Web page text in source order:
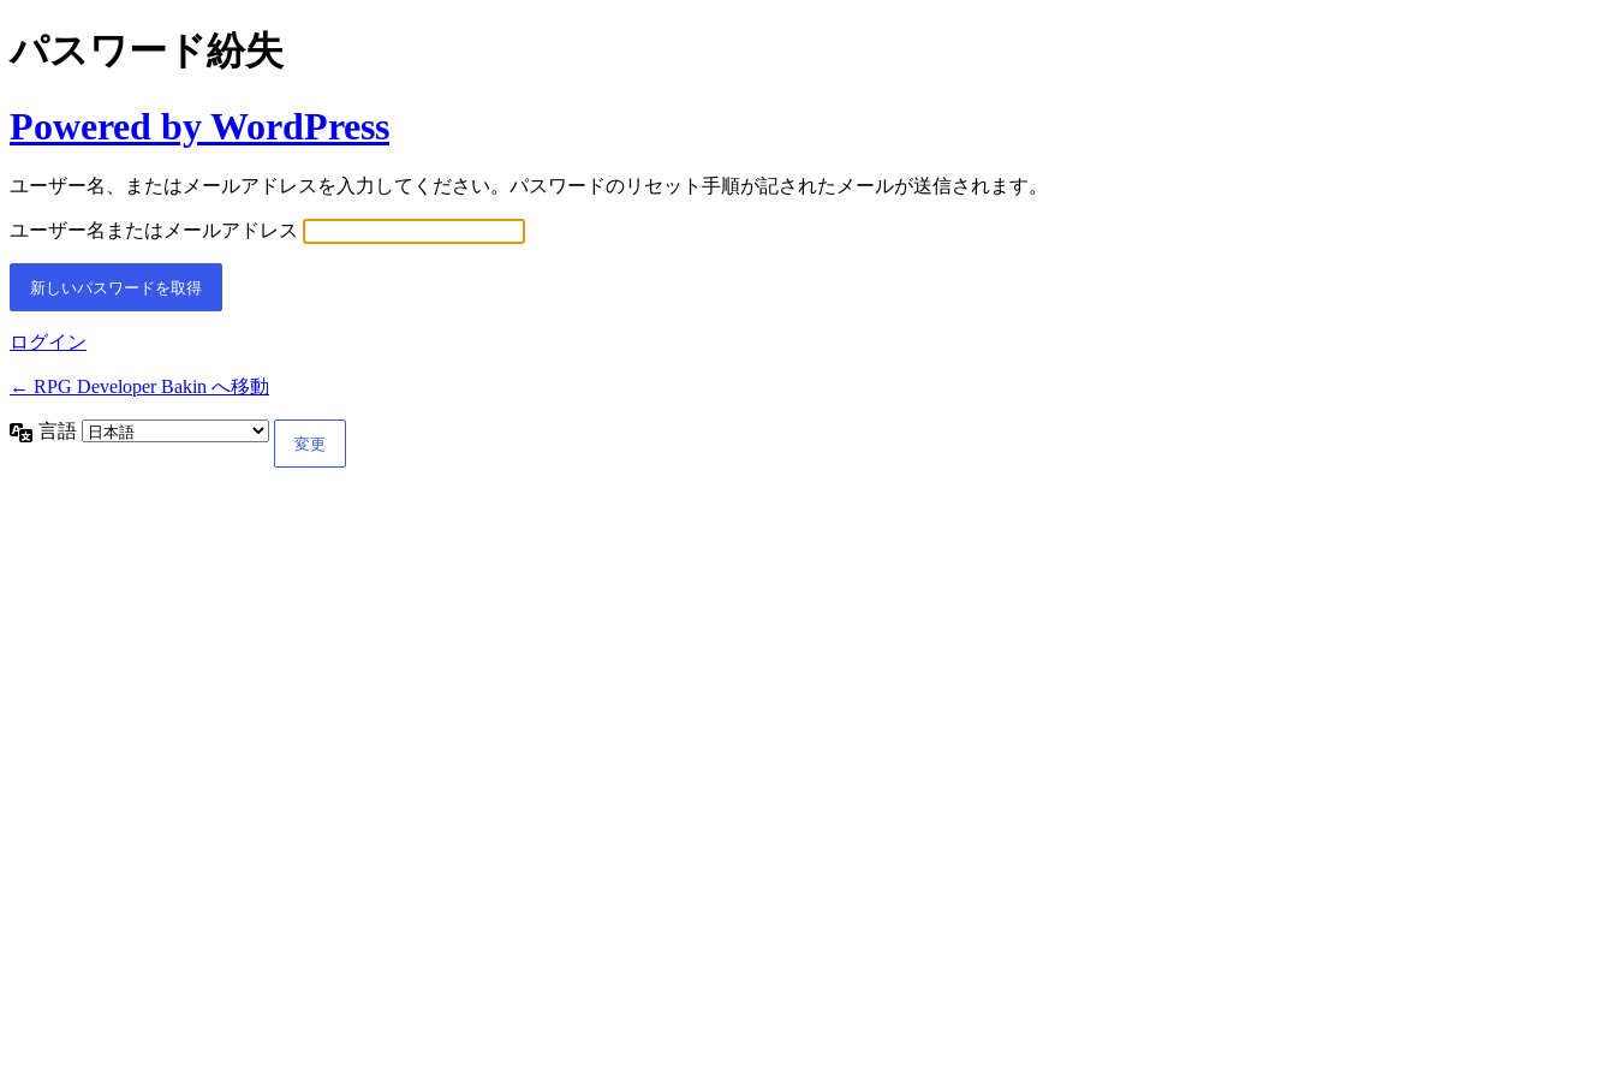
パスワード紛失
Powered by WordPress
ユーザー名、またはメールアドレスを入力してください。パスワードのリセット手順が記されたメールが送信されます。
ユーザー名またはメールアドレス
ログイン
← RPG Developer Bakin へ移動
言語